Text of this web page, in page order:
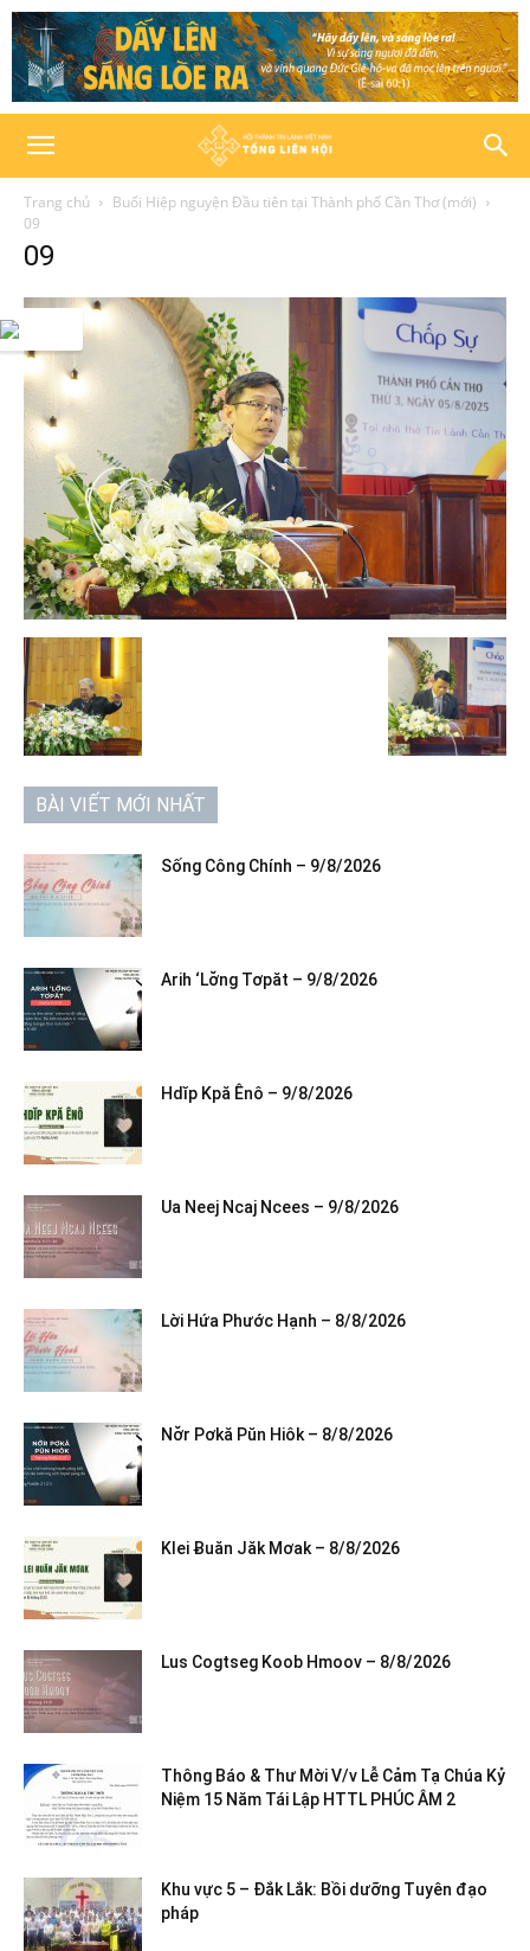
Trang chủ
Buổi Hiệp nguyện Đầu tiên tại Thành phố Cần Thơ (mới)
09
09
BÀI VIẾT MỚI NHẤT
Sống Công Chính – 9/8/2026
Arih ‘Lơ̆ng Tơpăt – 9/8/2026
Hdĭp Kpă Ênô – 9/8/2026
Ua Neej Ncaj Ncees – 9/8/2026
Lời Hứa Phước Hạnh – 8/8/2026
Nơ̆r Pơkă Pŭn Hiôk – 8/8/2026
Klei Ƀuăn Jăk Mơak – 8/8/2026
Lus Cogtseg Koob Hmoov – 8/8/2026
Thông Báo & Thư Mời V/v Lễ Cảm Tạ Chúa Kỷ
Niệm 15 Năm Tái Lập HTTL PHÚC ÂM 2
Khu vực 5 – Đắk Lắk: Bồi dưỡng Tuyên đạo
pháp